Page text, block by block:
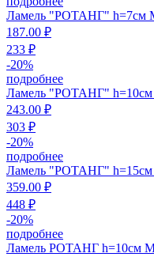
Ламель "РОТАНГ" h=7см
187.00 ₽
233 ₽
-20%
подробнее
Ламель "РОТАНГ" h=10см
243.00 ₽
303 ₽
-20%
подробнее
Ламель "РОТАНГ" h=15см
359.00 ₽
448 ₽
-20%
подробнее
Ламель РОТАНГ h=10см